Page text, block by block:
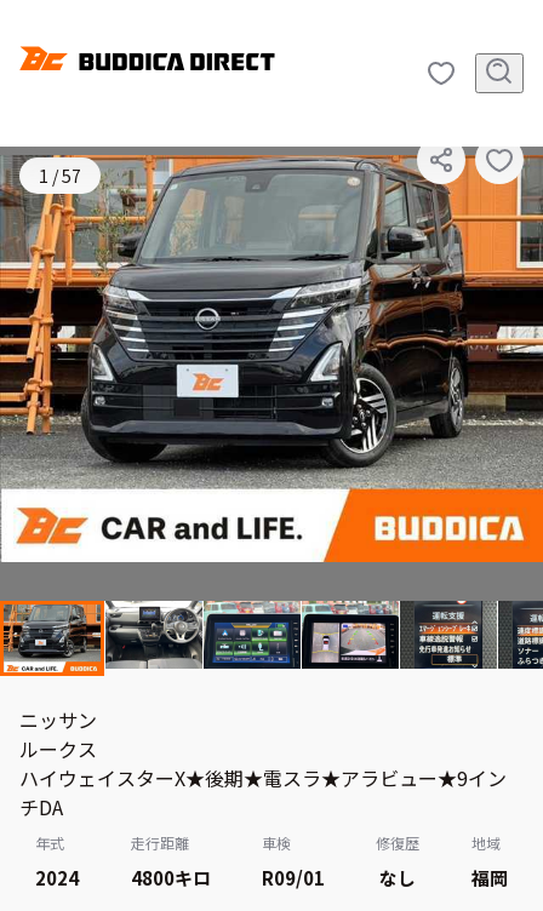
1 /57
ニッサン
ルークス
ハイウェイスターX★後期★電スラ★アラビュー★9イン
チDA
年式
2024
走行距離
4800キロ
車検
R09/01
修復歴
なし
地域
福岡